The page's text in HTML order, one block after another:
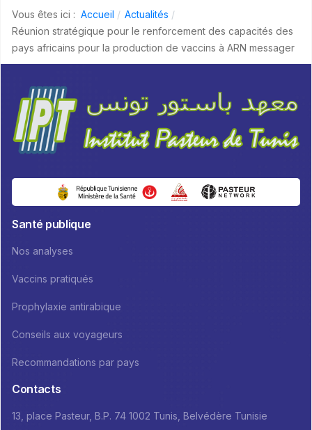
Vous êtes ici : Accueil
Actualités
Réunion stratégique pour le renforcement des capacités des
pays africains pour la production de vaccins à ARN messager
Santé publique
Nos analyses
Vaccins pratiqués
Prophylaxie antirabique
Conseils aux voyageurs
Recommandations par pays
Contacts
13, place Pasteur, B.P. 74 1002 Tunis, Belvédère Tunisie